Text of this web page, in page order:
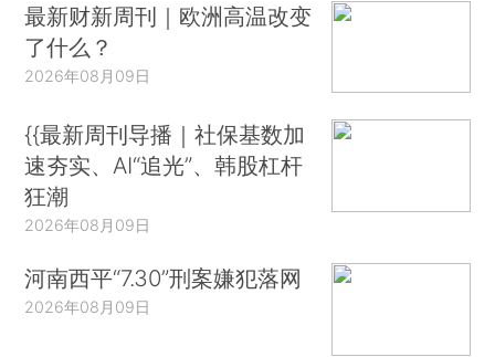
最新财新周刊｜欧洲高温改变
了什么？
2026年08月09日
{{最新周刊导播｜社保基数加
速夯实、AI“追光”、韩股杠杆
狂潮
2026年08月09日
河南西平“7.30”刑案嫌犯落网
2026年08月09日